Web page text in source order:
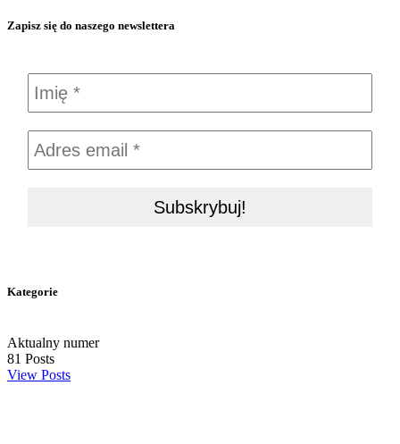
Zapisz się do naszego newslettera
Kategorie
Aktualny numer
81 Posts
View Posts